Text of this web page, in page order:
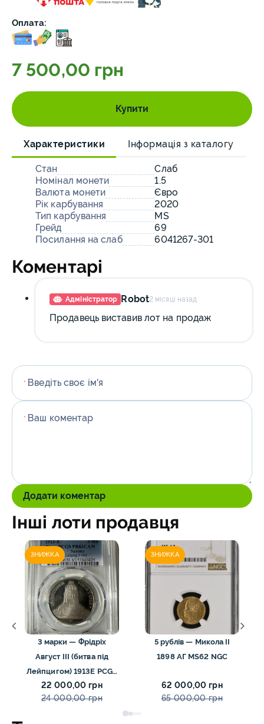
Оплата:
7 500,00 грн
Купити
Характеристики Інформація з каталогу
Стан
Слаб
Номінал монети
1.5
Валюта монети
Євро
Рік карбування
2020
Тип карбування
MS
Грейд
69
Посилання на слаб
6041267-301
Коментарі
Адміністратор Robot2 місяці назад
Продавець виставив лот на продаж
* Введіть своє ім'я
* Ваш коментар
Додати коментар
Інші лоти продавця
ЗНИЖКА
3 марки — Фрідріх
Август III (битва під
Лейпцигом) 1913E PCGS
PR63 CAM
22 000,00 грн
24 000,00 грн
ЗНИЖКА
5 рублів — Микола II
1898 АГ MS62 NGC
62 000,00 грн
65 000,00 грн